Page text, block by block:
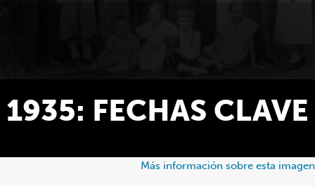
Más información sobre esta imagen
1935: FECHAS CLAVE